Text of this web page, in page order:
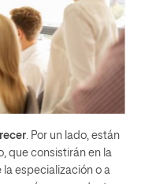
. Por un lado, están
que consistirán en la
especialización o a